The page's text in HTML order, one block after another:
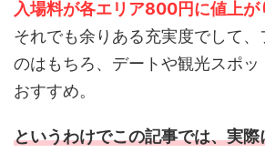
入場料が各エリア800円に値上が
それでも余りある充実度でして、
のはもちろ、デートや観光スポッ
おすすめ。
というわけでこの記事では、実